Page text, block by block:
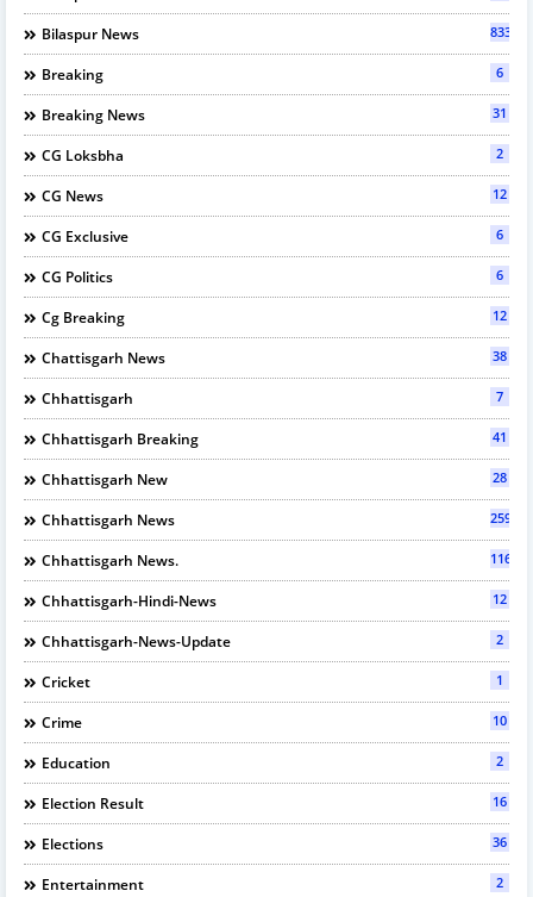
Bilaspur News
833
Breaking 6
Breaking News 31
CG Loksbha 2
CG News 12
CG Exclusive 6
CG Politics 6
Cg Breaking 12
Chattisgarh News 38
Chhattisgarh 7
Chhattisgarh Breaking 41
Chhattisgarh New 28
Chhattisgarh News 2594
Chhattisgarh News. 116
Chhattisgarh-Hindi-News 12
Chhattisgarh-News-Update 2
Cricket 1
Crime 10
Education 2
Election Result 16
Elections 36
Entertainment 2